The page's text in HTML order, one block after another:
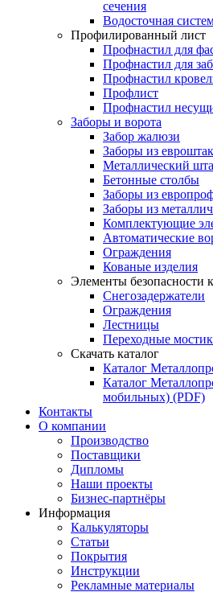
сечения
Водосточная
Профилированный лист
Профнастил для
Профнастил для
Профнастил
Профлист
Профнастил
Заборы и ворота
Забор жалюзи
Заборы из
Металлический
Бетонные столбы
Заборы из
Заборы из
Комплектующие
Автоматические
Ограждения
Кованые изделия
Элементы безопасности
Снегозадержатели
Ограждения
Лестницы
Переходные
Скачать каталог
Каталог
Каталог
мобильных) (PDF)
Контакты
О компании
Производство
Поставщики
Дипломы
Наши проекты
Бизнес-партнёры
Информация
Калькуляторы
Статьи
Покрытия
Инструкции
Рекламные материалы